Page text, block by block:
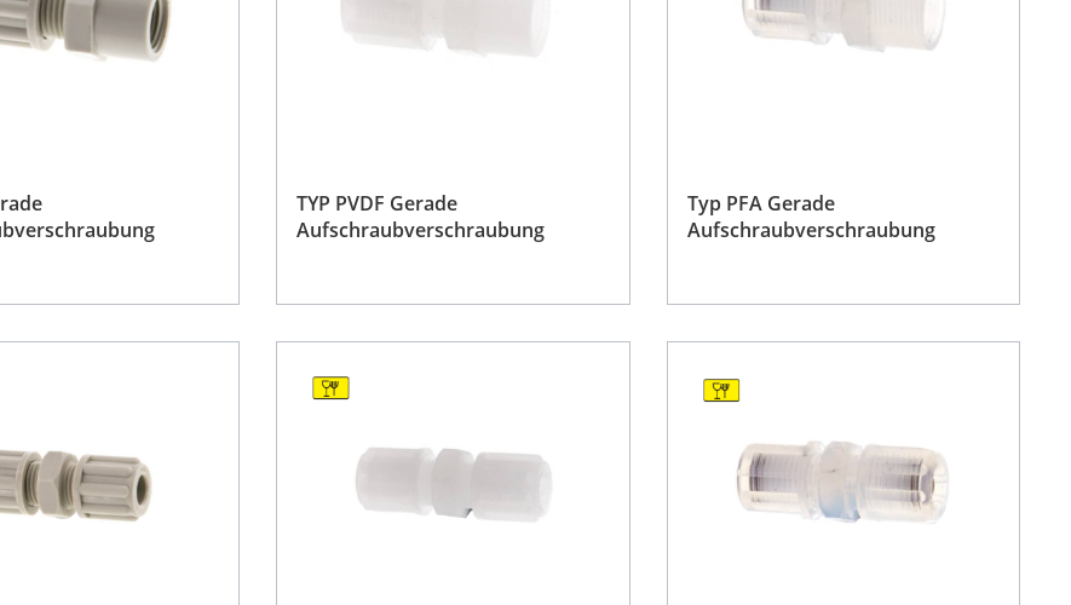
TYP PVDF Gerade
Aufschraubverschraubung
Typ PFA Gerade
Aufschraubverschraubung